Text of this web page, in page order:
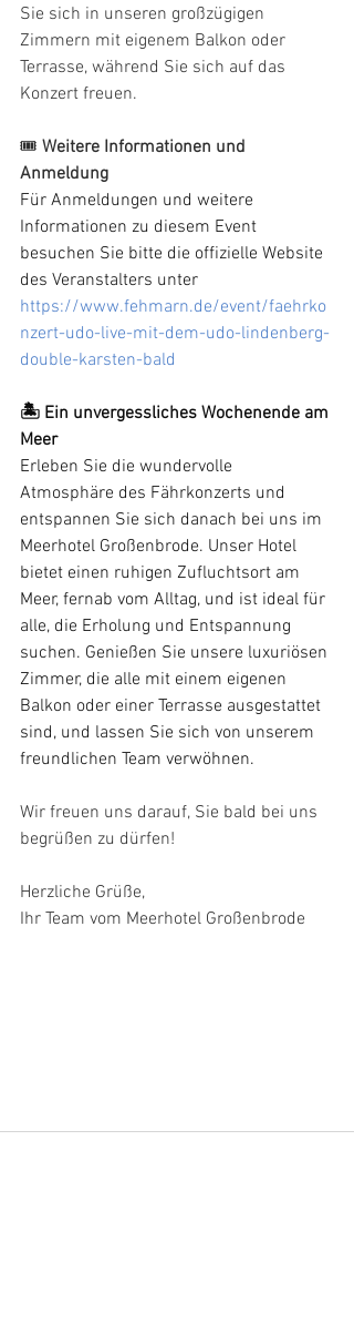
Sie sich in unseren großzügigen
Zimmern mit eigenem Balkon oder
Terrasse, während Sie sich auf das
Konzert freuen.
🎟️ Weitere Informationen und
Anmeldung
Für Anmeldungen und weitere
Informationen zu diesem Event
besuchen Sie bitte die offizielle Website
des Veranstalters unter
https://www.fehmarn.de/event/faehrko
nzert-udo-live-mit-dem-udo-lindenberg-
double-karsten-bald
🏝️ Ein unvergessliches Wochenende am
Meer
Erleben Sie die wundervolle
Atmosphäre des Fährkonzerts und
entspannen Sie sich danach bei uns im
Meerhotel Großenbrode. Unser Hotel
bietet einen ruhigen Zufluchtsort am
Meer, fernab vom Alltag, und ist ideal für
alle, die Erholung und Entspannung
suchen. Genießen Sie unsere luxuriösen
Zimmer, die alle mit einem eigenen
Balkon oder einer Terrasse ausgestattet
sind, und lassen Sie sich von unserem
freundlichen Team verwöhnen.
Wir freuen uns darauf, Sie bald bei uns
begrüßen zu dürfen!
Herzliche Grüße,
Ihr Team vom Meerhotel Großenbrode